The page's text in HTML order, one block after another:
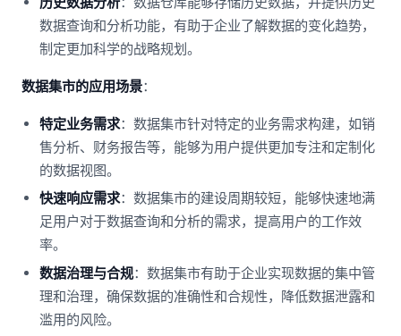
数据查询和分析功能，有助于企业了解数据的变化趋势，
制定更加科学的战略规划。
数据集市的应用场景：
特定业务需求：数据集市针对特定的业务需求构建，如销
售分析、财务报告等，能够为用户提供更加专注和定制化
的数据视图。
快速响应需求：数据集市的建设周期较短，能够快速地满
足用户对于数据查询和分析的需求，提高用户的工作效
率。
数据治理与合规：数据集市有助于企业实现数据的集中管
理和治理，确保数据的准确性和合规性，降低数据泄露和
滥用的风险。